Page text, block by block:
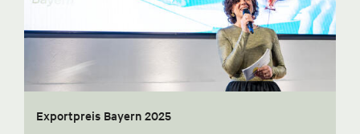
Exportpreis Bayern 2025